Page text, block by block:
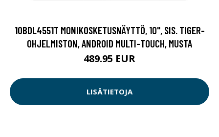
10BDL4551T MONIKOSKETUSNÄYTTÖ, 10", SIS. TIGER-
OHJELMISTON, ANDROID MULTI-TOUCH, MUSTA
489.95 EUR
LISÄTIETOJA